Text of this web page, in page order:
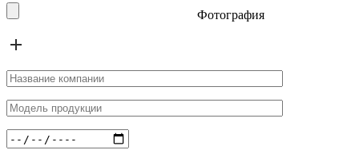
Фотография